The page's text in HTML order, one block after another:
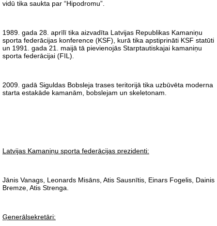
vidū tika saukta par “Hipodromu”.
1989. gada 28. aprīlī tika aizvadīta Latvijas Republikas Kamaniņu
sporta federācijas konference (KSF), kurā tika apstiprināti KSF statūti
un 1991. gada 21. maijā tā pievienojās Starptautiskajai kamaniņu
sporta federācijai (FIL).
2009. gadā Siguldas Bobsleja trases teritorijā tika uzbūvēta moderna
starta estakāde kamanām, bobslejam un skeletonam.
Latvijas Kamaniņu sporta federācijas prezidenti:
Jānis Vanags, Leonards Misāns, Atis Sausnītis, Einars Fogelis, Dainis
Bremze, Atis Strenga.
Ģenerālsekretāri: